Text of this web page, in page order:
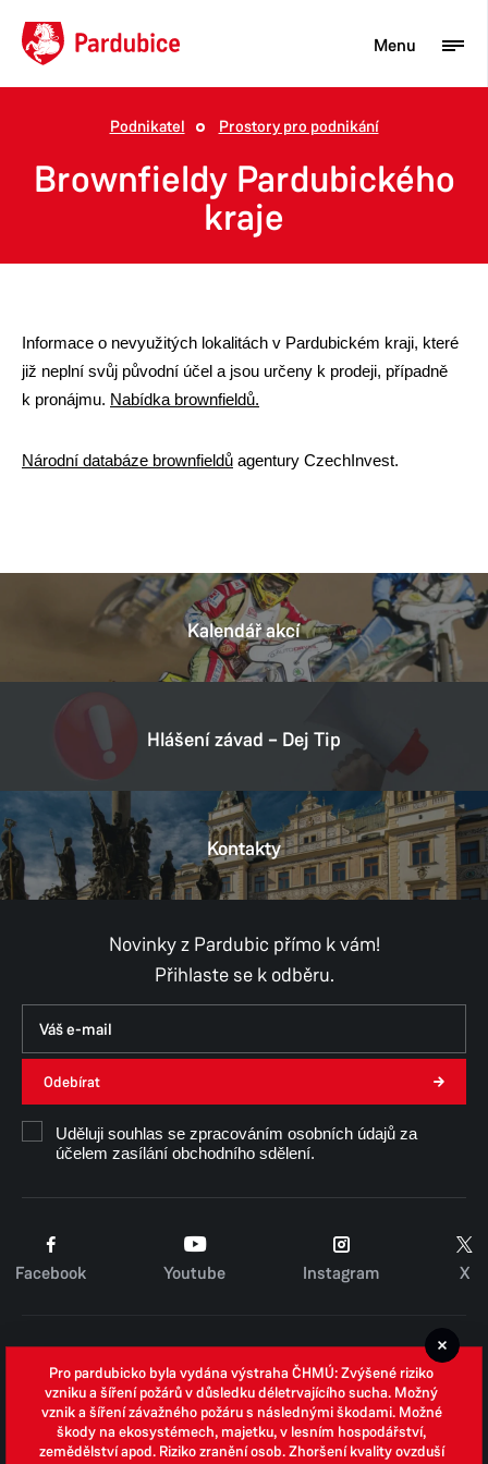
Turista
Aktuality
Město
Podnikatel Prostory pro podnikání
Brownfieldy Pardubického
kraje
Informace o nevyužitých lokalitách v Pardubickém kraji, které
již neplní svůj původní účel a jsou určeny k prodeji, případně
k pronájmu. Nabídka brownfieldů.
Národní databáze brownfieldů agentury CzechInvest.
Kalendář akcí
Hlášení závad – Dej Tip
Kontakty
Novinky z Pardubic přímo k vám!
Přihlaste se k odběru.
Odebírat
Uděluji souhlas se zpracováním osobních údajů za
účelem zasílání obchodního sdělení.
Facebook Youtube Instagram X
Zpracování osobních údajů
Whistleblowing
Pro pardubicko byla vydána výstraha ČHMÚ: Zvýšené riziko
vzniku a šíření požárů v důsledku déletrvajícího sucha. Možný
vznik a šíření závažného požáru s následnými škodami. Možné
škody na ekosystémech, majetku, v lesním hospodářství,
zemědělství apod. Riziko zranění osob. Zhoršení kvality ovzduší
Menu